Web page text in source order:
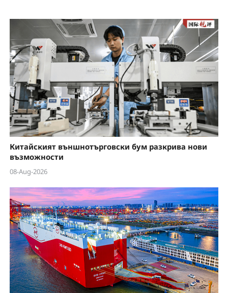
Китайският външнотърговски бум разкрива нови
възможности
08-Aug-2026